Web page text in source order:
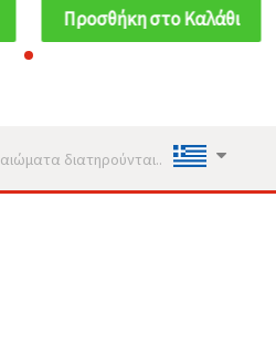
Προσθήκη στο Καλάθι
διατηρούνται..